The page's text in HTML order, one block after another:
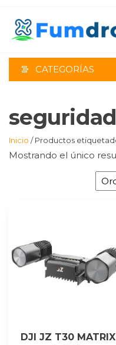
contenido
CATEGORÍAS
Inicio / Productos
Mostrando el único
DJI JZ T30 MATRIX